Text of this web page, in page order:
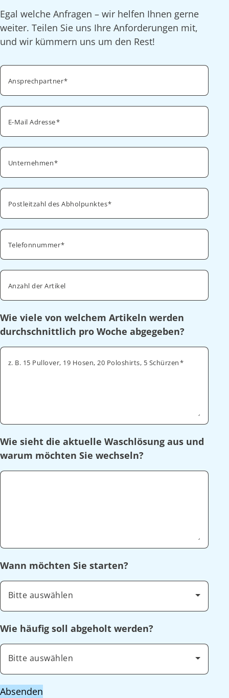
Egal welche Anfragen – wir helfen Ihnen gerne
weiter. Teilen Sie uns Ihre Anforderungen mit,
und wir kümmern uns um den Rest!
Ansprechpartner
E-Mail Adresse
Unternehmen
Postleitzahl des Abholpunktes
Telefonnummer
Anzahl der Artikel
Wie viele von welchem Artikeln werden
durchschnittlich pro Woche abgegeben?
z. B. 15 Pullover, 19 Hosen, 20 Poloshirts, 5 Schürzen
Wie sieht die aktuelle Waschlösung aus und
warum möchten Sie wechseln?
Wann möchten Sie starten?
Bitte auswählen
Wie häufig soll abgeholt werden?
Bitte auswählen
Absenden